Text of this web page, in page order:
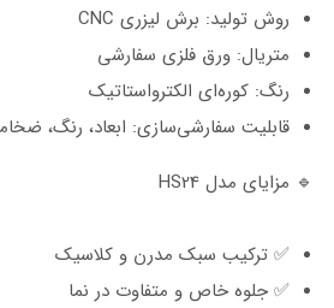
روش تولید: برش لیزری CNC
متریال: ورق فلزی سفارشی
رنگ: کوره‌ای الکترواستاتیک
قابلیت سفارشی‌سازی: ابعاد، رنگ،
🔹 مزایای مدل HS24
✅ ترکیب سبک مدرن و کلاسیک
✅ جلوه خاص و متفاوت در نما